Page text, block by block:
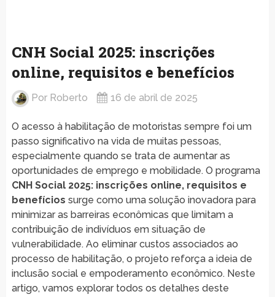
CNH Social 2025: inscrições
online, requisitos e benefícios
Por Roberto 16 de abril de 2025
O acesso à habilitação de motoristas sempre foi um
passo significativo na vida de muitas pessoas,
especialmente quando se trata de aumentar as
oportunidades de emprego e mobilidade. O programa
CNH Social 2025: inscrições online, requisitos e
benefícios surge como uma solução inovadora para
minimizar as barreiras econômicas que limitam a
contribuição de indivíduos em situação de
vulnerabilidade. Ao eliminar custos associados ao
processo de habilitação, o projeto reforça a ideia de
inclusão social e empoderamento econômico. Neste
artigo, vamos explorar todos os detalhes deste